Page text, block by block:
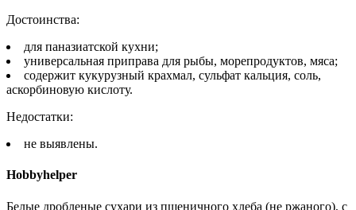
Достоинства:
для паназиатской кухни;
универсальная приправа для рыбы, морепродуктов, мяса;
содержит кукурузный крахмал, сульфат кальция, соль,
аскорбиновую кислоту.
Недостатки:
не выявлены.
Hobbyhelper
Белые дробленые сухари из пшеничного хлеба (не ржаного), с